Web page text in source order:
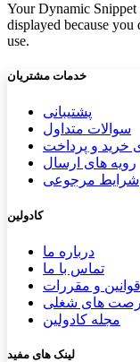
Your Dynamic Snippet
displayed because
use.
خدمات مشتریان
پشتیب​​انی
سوالات متداول
خرید و پرداخت
رویه های ارسال
شرایط مرجوعی
کادولین
درباره ما
تماس با ما
قوانین و مقررات
های شغلی
مجله کادولین
لینک های مفید